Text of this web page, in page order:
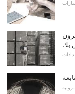
بك